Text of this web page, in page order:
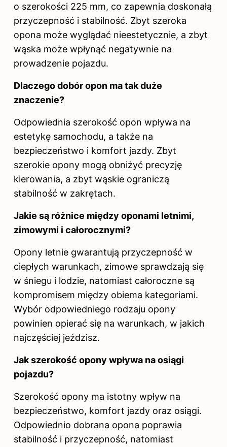
o szerokości 225 mm, co zapewnia doskonałą
przyczepność i stabilność. Zbyt szeroka
opona może wyglądać nieestetycznie, a zbyt
wąska może wpłynąć negatywnie na
prowadzenie pojazdu.
Dlaczego dobór opon ma tak duże
znaczenie?
Odpowiednia szerokość opon wpływa na
estetykę samochodu, a także na
bezpieczeństwo i komfort jazdy. Zbyt
szerokie opony mogą obniżyć precyzję
kierowania, a zbyt wąskie ograniczą
stabilność w zakrętach.
Jakie są różnice między oponami letnimi,
zimowymi i całorocznymi?
Opony letnie gwarantują przyczepność w
ciepłych warunkach, zimowe sprawdzają się
w śniegu i lodzie, natomiast całoroczne są
kompromisem między obiema kategoriami.
Wybór odpowiedniego rodzaju opony
powinien opierać się na warunkach, w jakich
najczęściej jeździsz.
Jak szerokość opony wpływa na osiągi
pojazdu?
Szerokość opony ma istotny wpływ na
bezpieczeństwo, komfort jazdy oraz osiągi.
Odpowiednio dobrana opona poprawia
stabilność i przyczepność, natomiast